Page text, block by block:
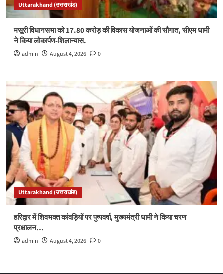
Uttarakhand (उत्तराखंड)
मसूरी विधानसभा को 17.80 करोड़ की विकास योजनाओं की सौगात, सीएम धामी
ने किया लोकार्पण-शिलान्यास.
admin August 4, 2026 0
Uttarakhand (उत्तराखंड)
हरिद्वार में शिवभक्त कांवड़ियों पर पुष्पवर्षा, मुख्यमंत्री धामी ने किया चरण
प्रक्षालन…
admin August 4, 2026 0